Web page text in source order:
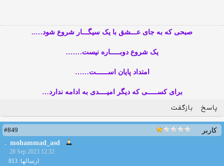
صبحی که به جای عـــشق با یک سیگـــار شروع شود…..
یک شروع دوبـــــاره نیست…….
امتداد پایان اســــــت……
برای کســـــی که دیگر امیــــدی به ادامه ندارد…
پاسخ بازگفت
کاربر
#849
mohammad_asd
28 Sep 2023 12:32
ارسالها: 813